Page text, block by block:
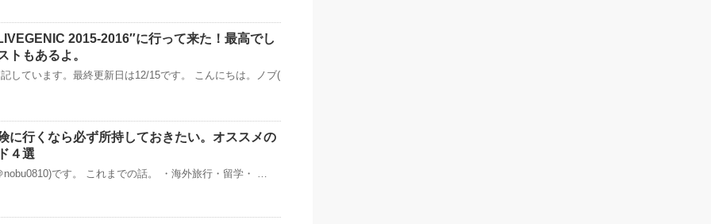
2015-2016″に行って来た！最高でし
トもあるよ。
しています。最終更新日は12/15です。 こんにちは。ノブ(
に行くなら必ず所持しておきたい。オススメの
４選
nobu0810)です。 これまでの話。 ・海外旅行・留学・ …